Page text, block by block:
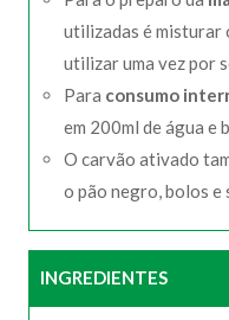
utilizadas é misturar
utilizar uma vez por
Para consumo
em 200ml de água e
O carvão ativado
o pão negro, bolos e
INGREDIENTES